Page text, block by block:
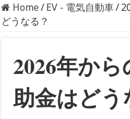
Home/EV - 電気自動車/
どうなる？
2026年か
助金はどう